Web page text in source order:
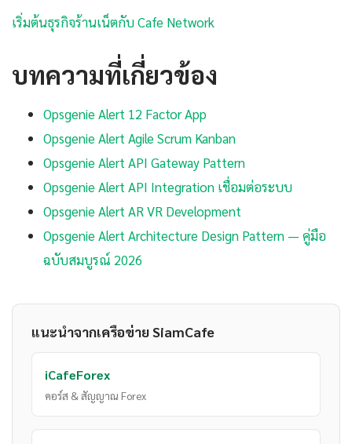
เริ่มต้นธุรกิจร้านเน็ตกับ Cafe Network
บทความที่เกี่ยวข้อง
Opsgenie Alert 12 Factor App
Opsgenie Alert Agile Scrum Kanban
Opsgenie Alert API Gateway Pattern
Opsgenie Alert API Integration เชื่อมต่อระบบ
Opsgenie Alert AR VR Development
Opsgenie Alert Architecture Design Pattern — คู่มือ
ฉบับสมบูรณ์ 2026
แนะนำจากเครือข่าย SiamCafe
iCafeForex
คอร์ส & สัญญาณ Forex